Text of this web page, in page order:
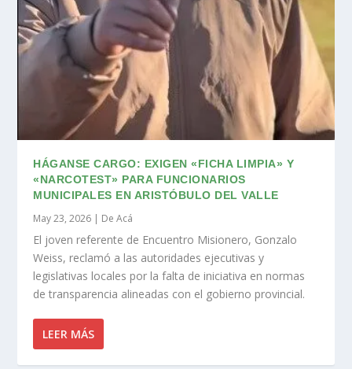
HÁGANSE CARGO: EXIGEN «FICHA LIMPIA» Y
«NARCOTEST» PARA FUNCIONARIOS
MUNICIPALES EN ARISTÓBULO DEL VALLE
May 23, 2026 | De Acá
El joven referente de Encuentro Misionero, Gonzalo
Weiss, reclamó a las autoridades ejecutivas y
legislativas locales por la falta de iniciativa en normas
de transparencia alineadas con el gobierno provincial.
LEER MÁS